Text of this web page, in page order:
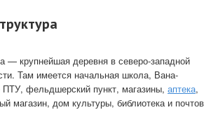
— крупнейшая деревня в северо-западной
Там имеется начальная школа, Вана-
ПТУ, фельдшерский пункт, магазины, аптека,
магазин, дом культуры, библиотека и